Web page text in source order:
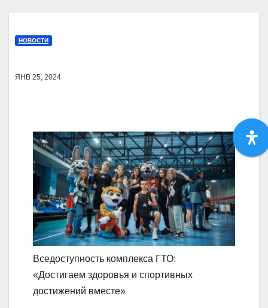
НОВОСТИ
ЯНВ 25, 2024
Вседоступность комплекса ГТО:
«Достигаем здоровья и спортивных
достижений вместе»